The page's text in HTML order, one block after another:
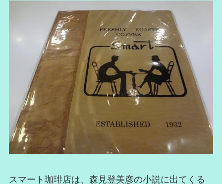
スマート珈琲店は、森見登美彦の小説に出てくる